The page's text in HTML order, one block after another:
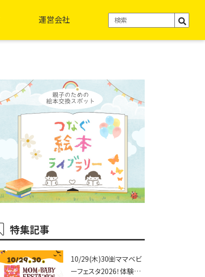
運営会社
特集記事
10/29(木)30㈮ママベビ
ーフェスタ2026！体験プ